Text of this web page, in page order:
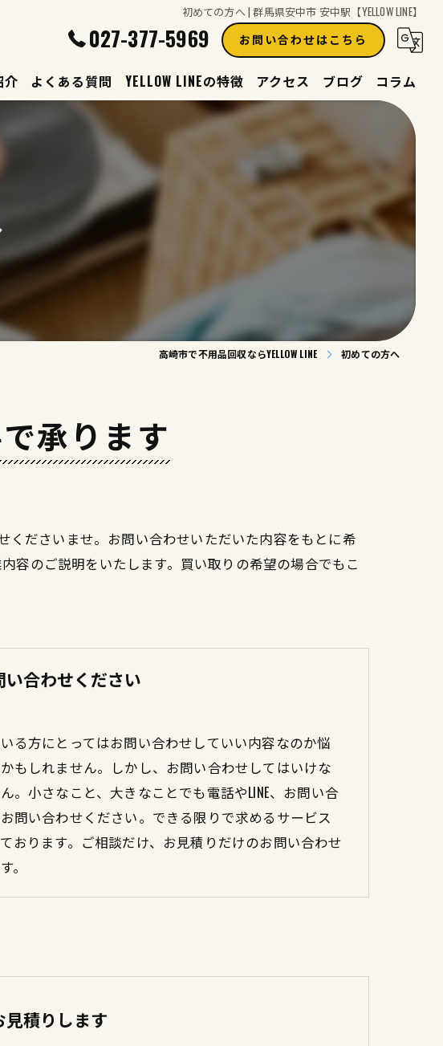
初めての方へ | 群馬県安中市 安中駅【YELLOW LINE】
027-377-5969 お問い合わせはこちら
介 よくある質問 YELLOW LINEの特徴
見積り
遺品整理
アクセス ブログ コラム
高崎市で不用品回収ならYELLOW LINE 初めての方へ
承ります
くださいませ。お問い合わせいただいた内容をもとに希
容のご説明をいたします。買い取りの希望の場合でもこ
合わせください
る方にとってはお問い合わせしていい内容なのか悩
もしれません。しかし、お問い合わせしてはいけな
。小さなこと、大きなことでも電話やLINE、お問い合
問い合わせください。できる限りで求めるサービス
おります。ご相談だけ、お見積りだけのお問い合わせ
。
積りします